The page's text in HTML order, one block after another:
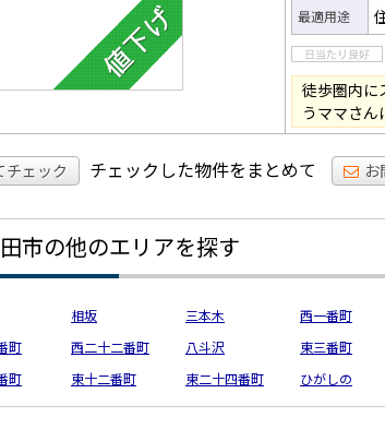
最適用途
徒歩圏内に
うママさ
チェック チェックした物件をまとめて お
市の他のエリアを探す
相坂 三本木 西一番町
町
西二十二番町 八斗沢 東三番町
町
東十二番町 東二十四番町 ひがしの